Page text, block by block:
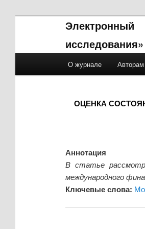
исследования»
Skip to primary
Skip to secondary
О журнале Авторам
ОЦЕНКА
Аннотация
В статье
международного
Ключевые слова: